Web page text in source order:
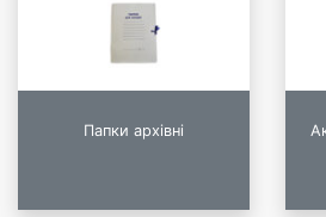
Папки архівні